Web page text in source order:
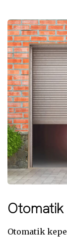
Otomatik